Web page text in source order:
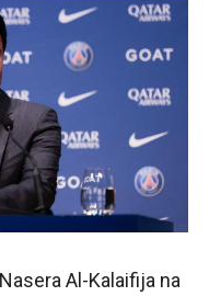
Al-Kalaifija na